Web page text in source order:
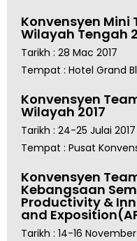
Konvensyen Mini
Wilayah Tengah
Tarikh : 28 Mac 2017
Tempat : Hotel Grand
Konvensyen
Wilayah 2017
Tarikh : 24-25 Julai 2017
Tempat : Pusat
Konvensyen
Kebangsaan
Productivity &
and
Tarikh : 14-16 November